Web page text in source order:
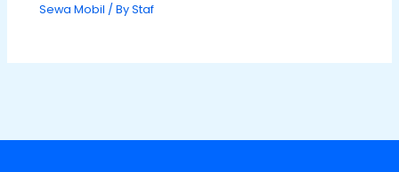
Sewa Mobil / ByStaf